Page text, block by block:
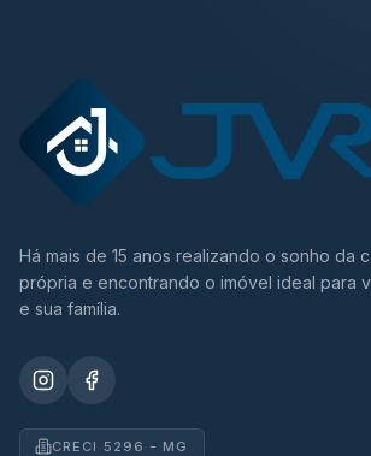
Há mais de 15 anos realizando o sonho da
própria e encontrando o imóvel ideal para
e sua família.
CRECI 5296 - MG